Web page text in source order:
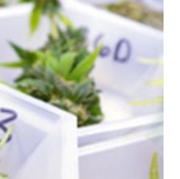
będą drastycznym